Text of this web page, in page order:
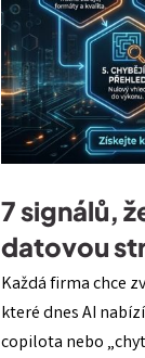
7 signálů,
datovou
Každá firma chce
které dnes AI
copilota nebo